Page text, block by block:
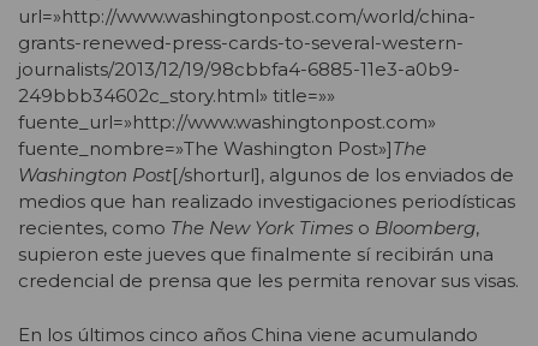
url=»http://www.washingtonpost.com/world/china-
grants-renewed-press-cards-to-several-western-
journalists/2013/12/19/98cbbfa4-6885-11e3-a0b9-
249bbb34602c_story.html» title=»»
fuente_url=»http://www.washingtonpost.com»
fuente_nombre=»The Washington Post»]The
Washington Post[/shorturl], algunos de los enviados de
medios que han realizado investigaciones periodísticas
recientes, como The New York Times o Bloomberg,
supieron este jueves que finalmente sí recibirán una
credencial de prensa que les permita renovar sus visas.
En los últimos cinco años China viene acumulando